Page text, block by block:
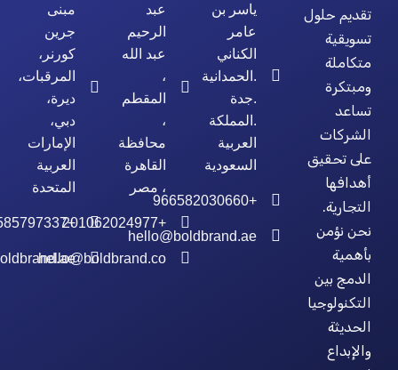
تقديم حلول
تسويقية
متكاملة
ومبتكرة
تساعد
الشركات
على تحقيق
أهدافها
التجارية.
نحن نؤمن
بأهمية
الدمج بين
التكنولوجيا
الحديثة
والإبداع
ياسر بن
عامر
الكناني
.الحمدانية
.جدة
.المملكة
العربية
السعودية
+966582030660
hello@boldbrand.ae
عبد
الرحيم
عبد الله
،
المقطم
،
محافظة
القاهرة
، مصر
+201062024977
hello@boldbrand.co
مبنى
جرين
كورنر،
المرقبات،
ديرة،
دبي،
الإمارات
العربية
المتحدة
+971585797337